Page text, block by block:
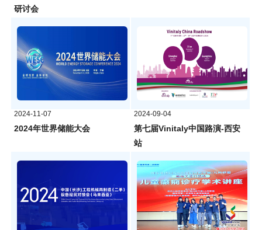
研讨会
2024-11-07
2024年世界储能大会
2024-09-04
第七届Vinitaly中国路演-西安
站